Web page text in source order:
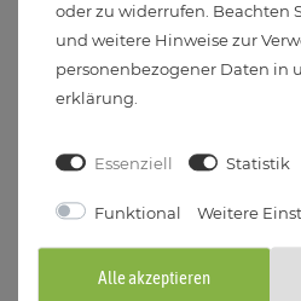
oder zu widerrufen. Beachten
und weitere Hinweise zur
personenbezogener Daten in
erklärung.
Essenziell Statistik
Funktional Weitere
Alle akzeptieren
Auch Lieferung an Post-Filialen
Bei Bestellung bis 14 Uhr:
Service-Center